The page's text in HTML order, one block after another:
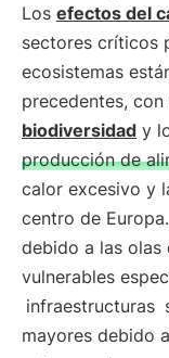
Los efectos del
sectores críticos
ecosistemas
precedentes,
biodiversidad y
producción de
calor excesivo y
centro de
debido a las olas
vulnerables
infraestructuras
mayores debido